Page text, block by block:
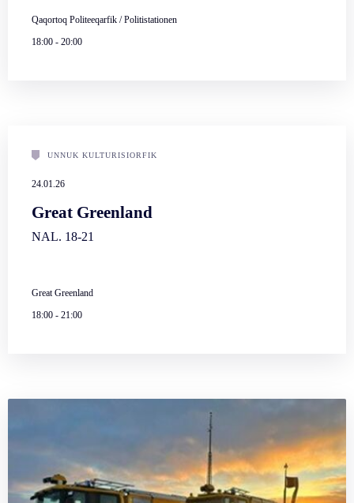
Qaqortoq Politeeqarfik / Politistationen
18:00 - 20:00
UNNUK KULTURISIORFIK
24.01.26
Great Greenland
NAL. 18-21
Great Greenland
18:00 - 21:00